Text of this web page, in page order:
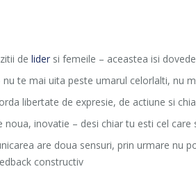
de lider si femeile – aceastea isi
nu te mai uita peste umarul celorlalti, nu
libertate de expresie, de actiune si
inovatie – desi chiar tu esti cel
are doua sensuri, prin urmare nu
constructiv